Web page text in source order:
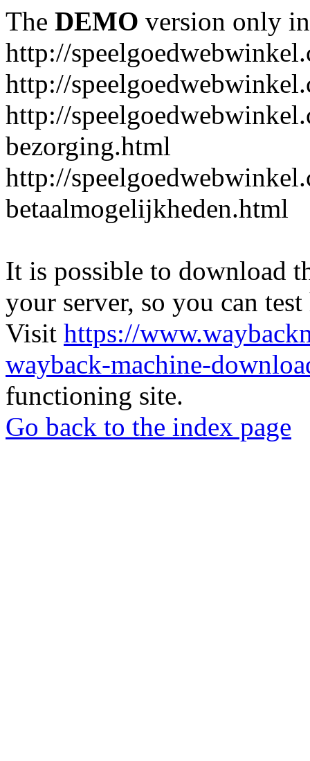
The DEMO version only
http://
http://
http://
bezorging.html
http://
betaalmogelijkheden.html
It is possible to download
your server, so you can
Visit https://
wayback-machine-
functioning site.
Go back to the index page